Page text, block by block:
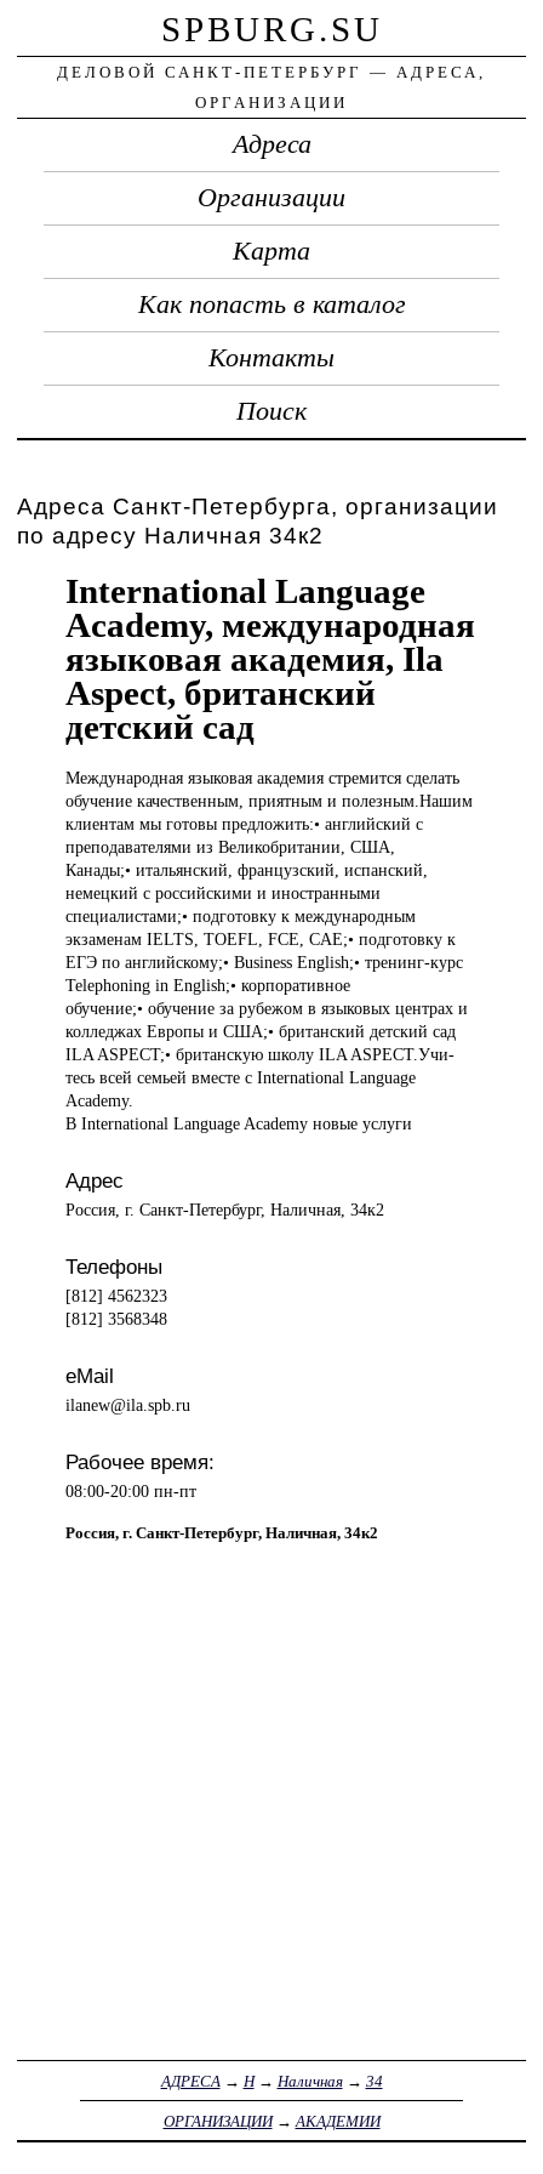
SPBURG.SU
ДЕЛОВОЙ САНКТ-ПЕТЕРБУРГ — АДРЕСА,
ОРГАНИЗАЦИИ
Адреса
Организации
Карта
Как попасть в каталог
Контакты
Поиск
Адреса Санкт-Петербурга, организации
по адресу Наличная 34к2
International Language
Academy, международная
языковая академия, Ila
Aspect, британский
детский сад
Меж­ду­на­род­ная язы­ко­ваяака­де­мия стремится сде­лать
обу­че­ние каче­ствен­ным, при­ят­ным и полез­ным.Нашим
клиентам мы готовы предложить:• английский с
преподавателями из Великобритании, США,
Канады;• итальянский, французский, испанский,
немецкий с российскими и иностранными
специалистами;• подготовку к международным
экзаменам IELTS, TOEFL, FCE, CAE;• подготовку к
ЕГЭ по английскому;• Business English;• тренинг-курс
Telephoning in English;• корпоративное
обучение;• обучение за рубежом в языковых центрах и
колледжах Европы и США;• британский детский сад
ILA ASPECT;• британскую школу ILA ASPECT.Учи­
тесь всей семьей вме­сте с International Language
Academy.
В International Language Academy новые услуги
Адрес
Россия, г. Санкт-Петербург, Наличная, 34к2
Телефоны
[812] 4562323
[812] 3568348
eMail
ilanew@ila.spb.ru
Рабочее время:
08:00-20:00 пн-пт
Россия, г. Санкт-Петербург, Наличная, 34к2
АДРЕСА → Н→ Наличная→ 34
ОРГАНИЗАЦИИ→ АКАДЕМИИ